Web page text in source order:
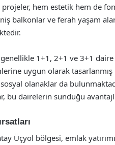
hem estetik hem de
balkonlar ve ferah yaşam
1+1, 2+1 ve 3+1
uygun olarak tasarlanmış
olanaklar da
bu dairelerin sunduğu
Üçyol bölgesi, emlak